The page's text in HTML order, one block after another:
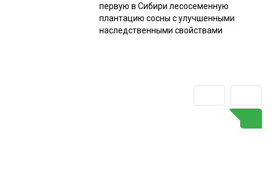
первую в Сибири лесосеменную
плантацию сосны с улучшенными
наследственными свойствами